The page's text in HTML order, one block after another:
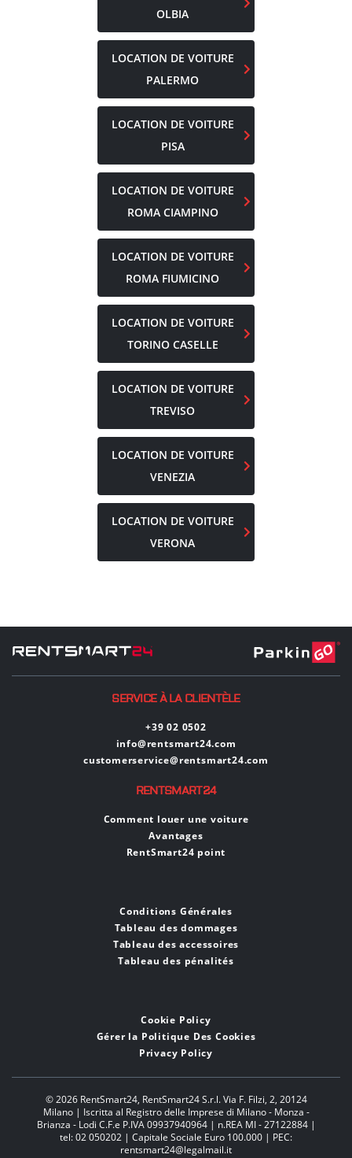
OLBIA
LOCATION DE VOITURE
PALERMO
LOCATION DE VOITURE
PISA
LOCATION DE VOITURE
ROMA CIAMPINO
LOCATION DE VOITURE
ROMA FIUMICINO
LOCATION DE VOITURE
TORINO CASELLE
LOCATION DE VOITURE
TREVISO
LOCATION DE VOITURE
VENEZIA
LOCATION DE VOITURE
VERONA
SERVICE À LA CLIENTÈLE
+39 02 0502
info@rentsmart24.com
customerservice@rentsmart24.com
RENTSMART24
Comment louer une voiture
Avantages
RentSmart24 point
Conditions Générales
Tableau des dommages
Tableau des accessoires
Tableau des pénalités
Cookie Policy
Gérer la Politique Des Cookies
Privacy Policy
© 2026 RentSmart24, RentSmart24 S.r.l. Via F. Filzi, 2, 20124
Milano | Iscritta al Registro delle Imprese di Milano - Monza -
Brianza - Lodi C.F.e P.IVA 09937940964 | n.REA MI - 27122884 |
tel: 02 050202 | Capitale Sociale Euro 100.000 | PEC:
rentsmart24@legalmail.it